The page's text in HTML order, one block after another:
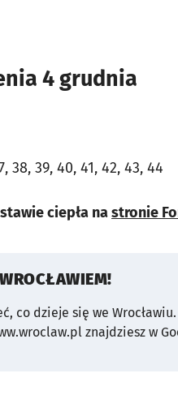
4 grudnia
38, 39, 40, 41, 42, 43, 44
ciepła nastronie
co dzieje się we Wrocławiu.
znajdziesz w